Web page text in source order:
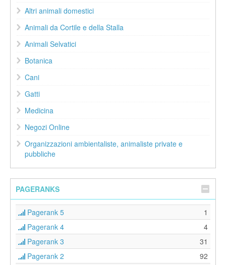
Altri animali domestici
Animali da Cortile e della Stalla
Animali Selvatici
Botanica
Cani
Gatti
Medicina
Negozi Online
Organizzazioni ambientaliste, animaliste private e
pubbliche
PAGERANKS
Pagerank 5
1
Pagerank 4
4
Pagerank 3
31
Pagerank 2
92